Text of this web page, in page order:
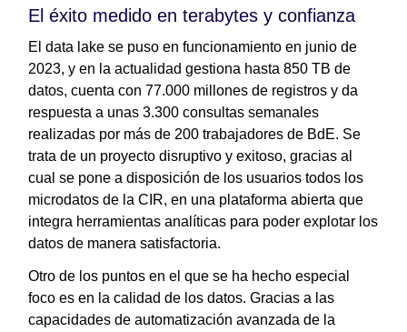
El éxito medido en terabytes y confianza
El data lake se puso en funcionamiento en junio de
2023, y en la actualidad gestiona hasta 850 TB de
datos, cuenta con 77.000 millones de registros y da
respuesta a unas 3.300 consultas semanales
realizadas por más de 200 trabajadores de BdE. Se
trata de un proyecto disruptivo y exitoso, gracias al
cual se pone a disposición de los usuarios todos los
microdatos de la CIR, en una plataforma abierta que
integra herramientas analíticas para poder explotar los
datos de manera satisfactoria.
Otro de los puntos en el que se ha hecho especial
foco es en la calidad de los datos. Gracias a las
capacidades de automatización avanzada de la